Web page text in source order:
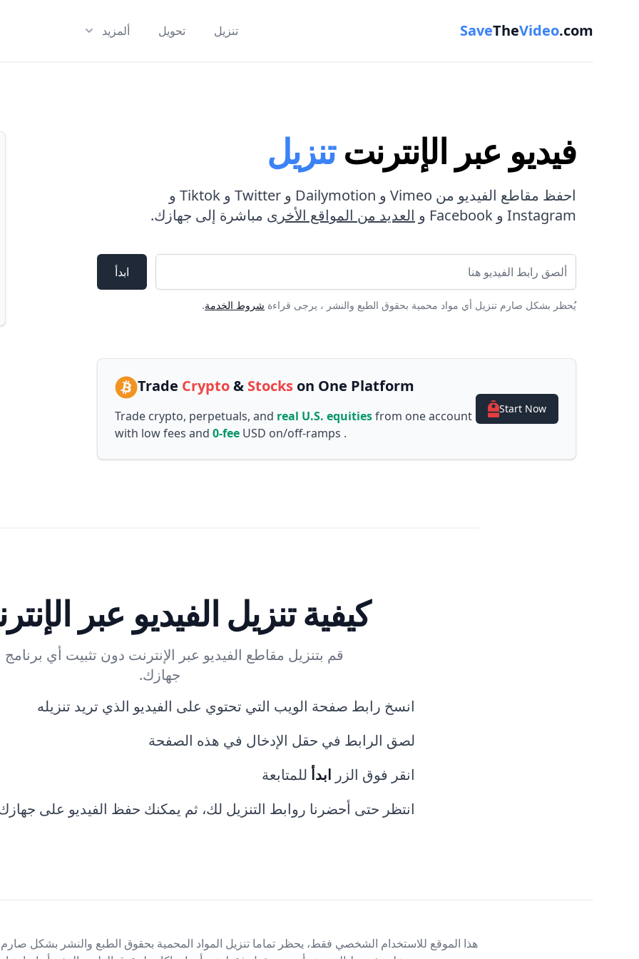
SaveTheVideo.com تنزيل تحويل ألمزيد
فيديو عبر الإنترنتتنزيل
احفظ مقاطع الفيديو من Vimeo و Dailymotion و Twitter و Tiktok و
Instagram و Facebook و
العديد من المواقع الأخرى مباشرة إلى جهازك.
رابط الفيديو
ابدأ
يُحظر بشكل صارم تنزيل أي مواد محمية بحقوق الطبع والنشر ، يرجى قراءة شروط الخدمة.
Trade Crypto& Stocks on One Platform
Trade crypto, perpetuals, and real U.S. equitiesfrom one account
with low fees and 0-fee USD on/off-ramps .
Start Now
كيفية تنزيل الفيديو عبر
قم بتنزيل مقاطع الفيديو عبر الإنترنت دون تثبيت أي
جهازك.
انسخ رابط صفحة الويب التي تحتوي على الفيديو الذي تريد تنزيله
لصق الرابط في حقل الإدخال في هذه الصفحة
انقر فوق الزر ابدأ للمتابعة
انتظر حتى أحضرنا روابط التنزيل لك، ثم يمكنك حفظ الفيديو على
هذا الموقع للاستخدام الشخصي فقط، يحظر تماما تنزيل المواد المحمية بحقوق الطبع والنشر بشكل